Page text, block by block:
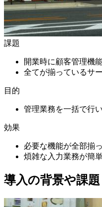
課題
開業時に顧客管理機
全てが揃っているサ
目的
管理業務を一括で行
効果
必要な機能が全部揃
煩雑な入力業務が簡単
導入の背景や課題